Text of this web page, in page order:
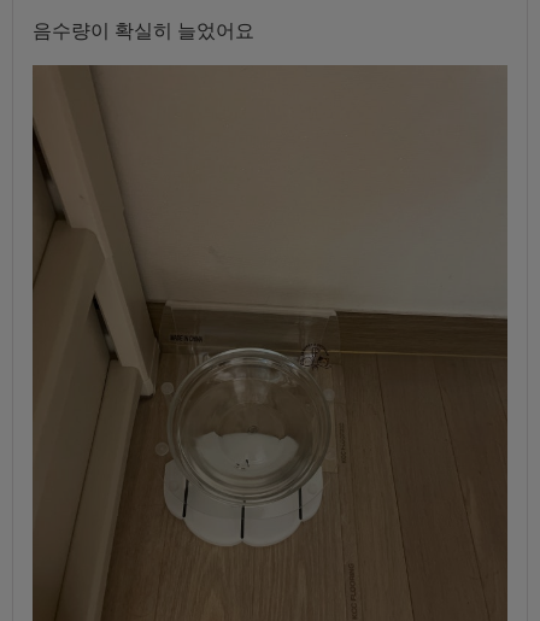
음수량이 확실히 늘었어요